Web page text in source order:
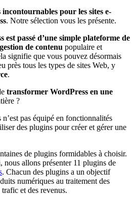
pour les sites e-
. Notre sélection vous les présente.
est passé d’une simple plateforme de
de contenu populaire et
signifie que vous pouvez désormais
près tous les types de sites Web, y
.
transformer WordPress en une
?
pas équipé en fonctionnalités
des plugins pour créer et gérer une
de plugins formidables à choisir.
nous allons présenter 11 plugins de
. Chacun des plugins a un objectif
numériques au traitement des
et des revenus.